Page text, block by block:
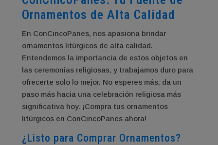
Ornamentos de Alta Calidad
En ConCincoPanes, nos apasiona brindar
ornamentos litúrgicos de alta calidad.
Entendemos la importancia de estos objetos en
las ceremonias religiosas, y trabajamos duro para
ofrecerte solo lo mejor. No esperes más, da un
paso más hacia una celebración religiosa más
significativa hoy. ¡Compra tus ornamentos
litúrgicos en ConCincoPanes ahora!
¿Listo para Comprar Ornamentos?